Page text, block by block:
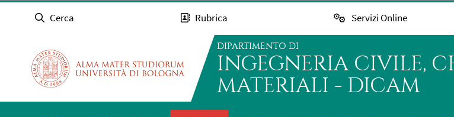
Cerca Rubrica Servizi Online
DIPARTIMENTO DI
INGEGNERIA CIVILE,
MATERIALI - DICAM